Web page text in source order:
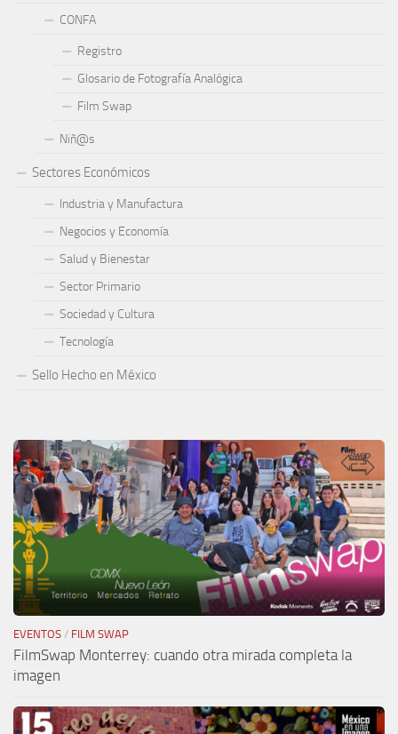
CONFA
Registro
Glosario de Fotografía Analógica
Film Swap
Niñ@s
Sectores Económicos
Industria y Manufactura
Negocios y Economía
Salud y Bienestar
Sector Primario
Sociedad y Cultura
Tecnología
Sello Hecho en México
EVENTOS / FILM SWAP
FilmSwap Monterrey: cuando otra mirada completa la
imagen